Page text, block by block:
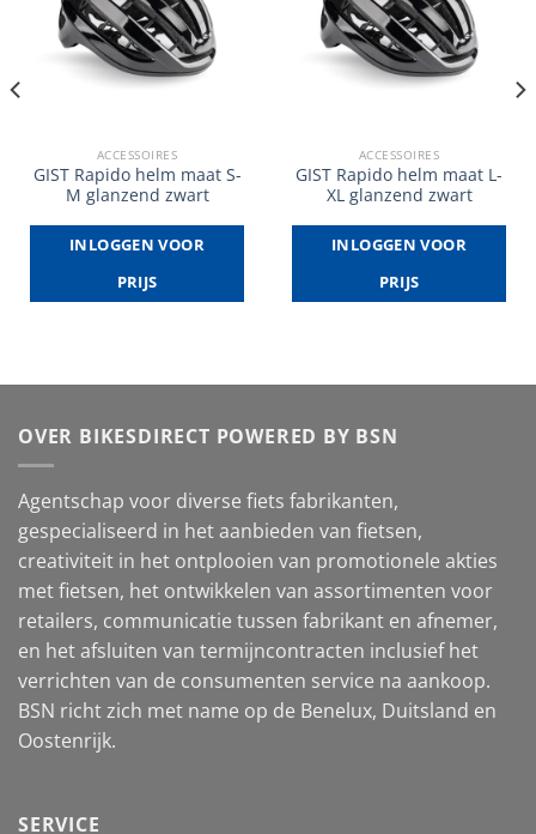
ACCESSOIRES
GIST Rapido helm maat S-
M glanzend zwart
INLOGGEN VOOR
PRIJS
ACCESSOIRES
GIST Rapido helm maat L-
XL glanzend zwart
INLOGGEN VOOR
PRIJS
OVER BIKESDIRECT POWERED BY BSN
Agentschap voor diverse fiets fabrikanten,
gespecialiseerd in het aanbieden van fietsen,
creativiteit in het ontplooien van promotionele akties
met fietsen, het ontwikkelen van assortimenten voor
retailers, communicatie tussen fabrikant en afnemer,
en het afsluiten van termijncontracten inclusief het
verrichten van de consumenten service na aankoop.
BSN richt zich met name op de Benelux, Duitsland en
Oostenrijk.
SERVICE